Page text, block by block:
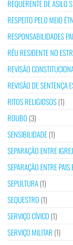
REQUERENTE DE ASILO
RESPEITO PELO MEIO
RESPONSABILIDADES
RÉU RESIDENTE NO
REVISÃO
REVISÃO DE SENTENÇA
RITOS RELIGIOSOS(1)
ROUBO (3)
SENSIBILIDADE(1)
SEPARAÇÃO ENTRE
SEPARAÇÃO ENTRE PAIS
SEPULTURA(1)
SEQUESTRO (1)
SERVIÇO CÍVICO (1)
SERVIÇO MILITAR (1)